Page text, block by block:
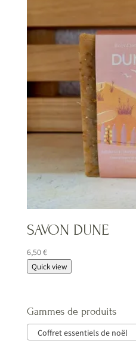
SAVON DUNE
6,50€
Quick view
Gammes de produits
Coffret essentiels de noël